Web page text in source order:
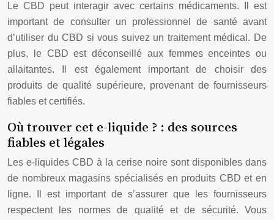
Le CBD peut interagir avec certains médicaments. Il est
important de consulter un professionnel de santé avant
d’utiliser du CBD si vous suivez un traitement médical. De
plus, le CBD est déconseillé aux femmes enceintes ou
allaitantes. Il est également important de choisir des
produits de qualité supérieure, provenant de fournisseurs
fiables et certifiés.
Où trouver cet e-liquide ? : des sources
fiables et légales
Les e-liquides CBD à la cerise noire sont disponibles dans
de nombreux magasins spécialisés en produits CBD et en
ligne. Il est important de s’assurer que les fournisseurs
respectent les normes de qualité et de sécurité. Vous